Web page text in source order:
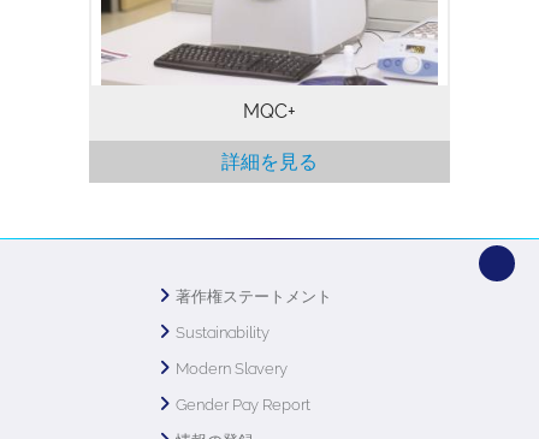
も、より正確な測定が保証されます。
NMR測定は決して試料にダメージを与え
ることがありませんので、試料を再測定の
ために保存しておくことや、他の方法で分
析することが可能となります。
MQC+
詳細を見る
著作権ステートメント
Sustainability
Modern Slavery
Gender Pay Report